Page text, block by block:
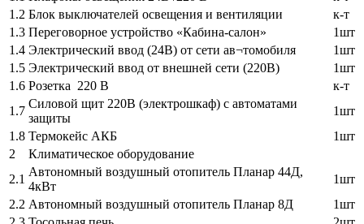
1.2 Блок выключателей освещения и вентиляции
к-т
1.3 Переговорное устройство «Кабина-салон»
1шт
1.4 Электрический ввод (24В) от сети ав¬томобиля
1шт
1.5 Электрический ввод от внешней сети (220В)
1шт
1.6 Розетка 220 В
к-т
1.7
Силовой щит 220В (электрошкаф) с автоматами
защиты
1шт
1.8 Термокейс АКБ
1шт
2
Климатическое оборудование
2.1
Автономный воздушный отопитель Планар 44Д,
4кВт
1шт
2.2 Автономный воздушный отопитель Планар 8Д
1шт